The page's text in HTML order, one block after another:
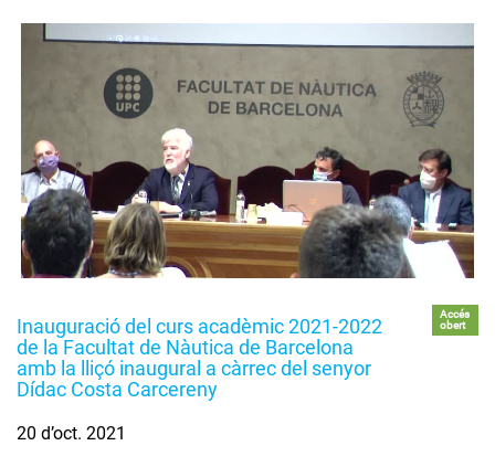
Inauguració del curs acadèmic 2021-2022
de la Facultat de Nàutica de Barcelona
amb la lliçó inaugural a càrrec del senyor
Dídac Costa Carcereny
Accés
obert
20 d’oct. 2021